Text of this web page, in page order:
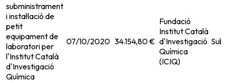
subministrament
i instal·lació de
petit
equipament de
laboratori per
l'Institut Català
d'Investigació
Química
07/10/2020 34.154,80 €
Fundació
Institut Català
d'Investigació
Química
(ICIQ)